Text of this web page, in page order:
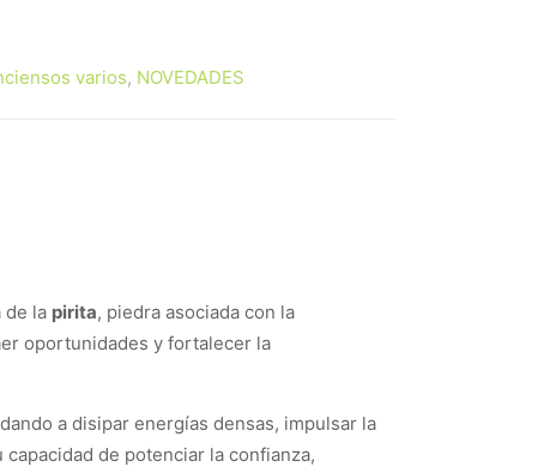
varios, NOVEDADES
de la pirita, piedra asociada con la
oportunidades y fortalecer la
a disipar energías densas, impulsar la
de potenciar la confianza,